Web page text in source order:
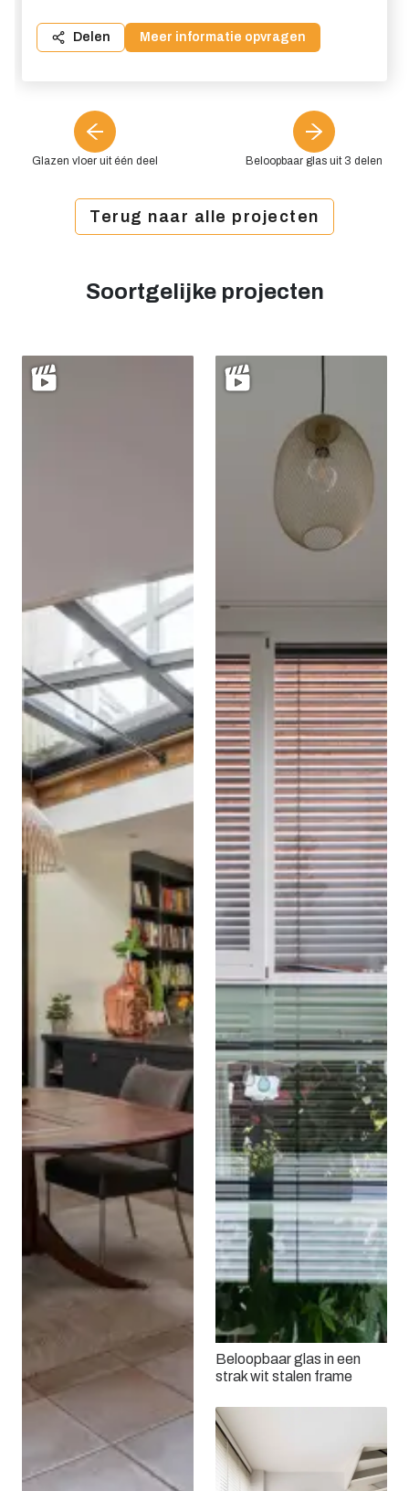
Glazen vloer uit één deel
Delen Meer informatie opvragen
Beloopbaar glas uit 3 delen
Terug naar alle projecten
Soortgelijke projecten
Beloopbaar glas in een
strak wit stalen frame